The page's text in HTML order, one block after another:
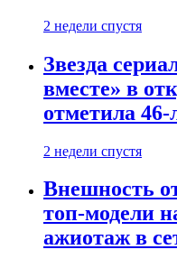
2 недели спустя
Звезда
вместе» в
отметила 46-
2 недели спустя
Внешность
топ-модели
ажиотаж в